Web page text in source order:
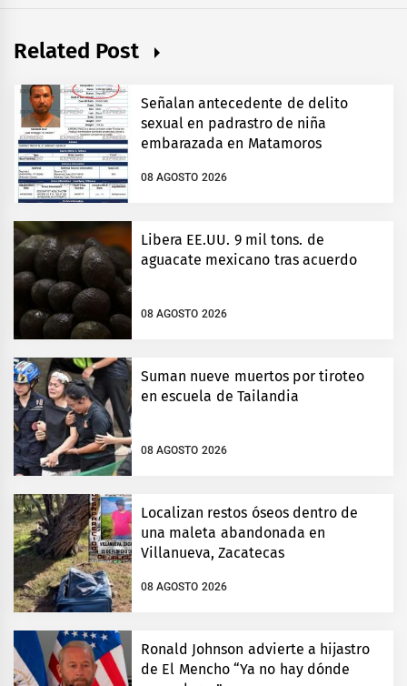
Related Post
Señalan antecedente de delito
sexual en padrastro de niña
embarazada en Matamoros
08 AGOSTO 2026
Libera EE.UU. 9 mil tons. de
aguacate mexicano tras acuerdo
08 AGOSTO 2026
Suman nueve muertos por tiroteo
en escuela de Tailandia
08 AGOSTO 2026
Localizan restos óseos dentro de
una maleta abandonada en
Villanueva, Zacatecas
08 AGOSTO 2026
Ronald Johnson advierte a hijastro
de El Mencho “Ya no hay dónde